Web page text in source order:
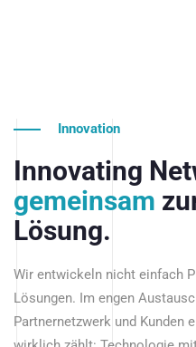
Innovation
Innovating
gemeinsam
Lösung.
Wir entwickeln nicht einfach
Lösungen. Im engen
Partnernetzwerk und Kunden